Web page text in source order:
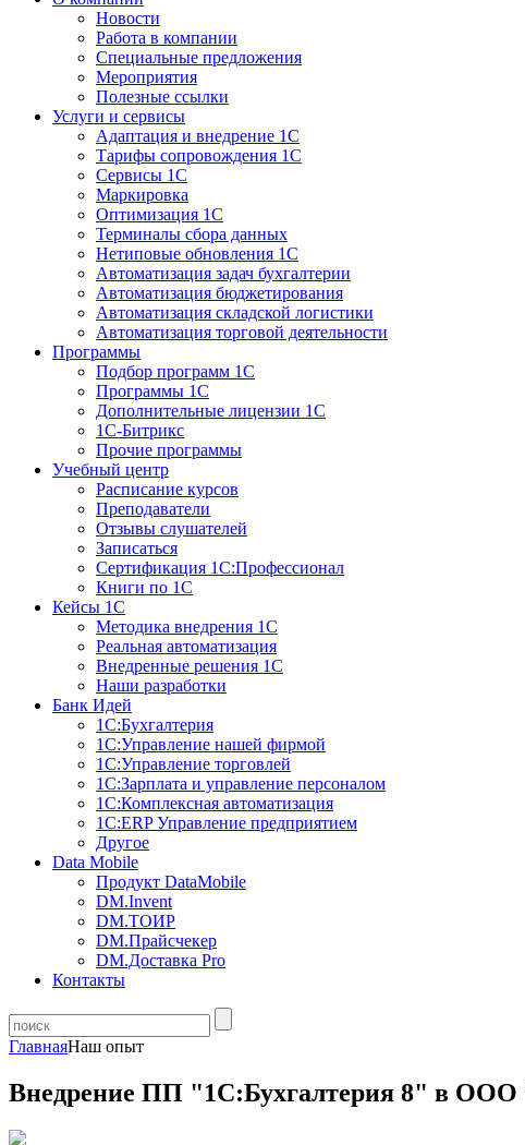
Новости
Работа в компании
Специальные предложения
Мероприятия
Полезные ссылки
Услуги и сервисы
Адаптация и внедрение 1С
Тарифы сопровождения 1С
Сервисы 1С
Маркировка
Оптимизация 1С
Терминалы сбора данных
Нетиповые обновления 1С
Автоматизация задач бухгалтерии
Автоматизация бюджетирования
Автоматизация складской логистики
Автоматизация торговой деятельности
Программы
Подбор программ 1С
Программы 1С
Дополнительные лицензии 1С
1С-Битрикс
Прочие программы
Учебный центр
Расписание курсов
Преподаватели
Отзывы слушателей
Записаться
Сертификация 1С:Профессионал
Книги по 1С
Кейсы 1С
Методика внедрения 1С
Реальная автоматизация
Внедренные решения 1С
Наши разработки
Банк Идей
1С:Бухгалтерия
1С:Управление нашей фирмой
1С:Управление торговлей
1С:Зарплата и управление персоналом
1С:Комплексная автоматизация
1С:ERP Управление предприятием
Другое
Data Mobile
Продукт DataMobile
DM.Invent
DM.ТОИР
DM.Прайсчекер
DM.Доставка Pro
Контакты
ГлавнаяНаш опыт
Внедрение ПП "1С:Бухгалтерия 8" в